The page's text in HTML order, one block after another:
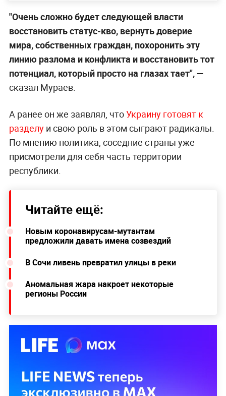
"Очень сложно будет следующей власти
восстановить статус-кво, вернуть доверие
мира, собственных граждан, похоронить эту
линию разлома и конфликта и восстановить тот
потенциал, который просто на глазах тает", —
сказал Мураев.
А ранее он же заявлял, чтоУкраину готовят к
разделуи свою роль в этом сыграют радикалы.
По мнению политика, соседние страны уже
присмотрели для себя часть территории
республики.
Читайте ещё:
Новым коронавирусам-мутантам
предложили давать имена созвездий
В Сочи ливень превратил улицы в реки
Аномальная жара накроет некоторые
регионы России